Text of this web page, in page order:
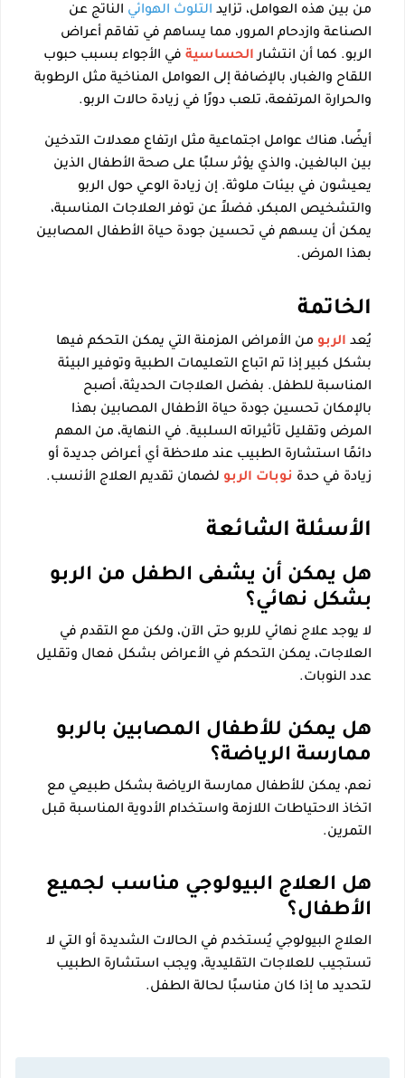
من بين هذه العوامل، تزايد التلوث الهوائي الناتج عن
الصناعة وازدحام المرور، مما يساهم في تفاقم أعراض
الربو. كما أن انتشارالحساسية في الأجواء بسبب حبوب
اللقاح والغبار، بالإضافة إلى العوامل المناخية مثل الرطوبة
والحرارة المرتفعة، تلعب دورًا في زيادة حالات الربو.
أيضًا، هناك عوامل اجتماعية مثل ارتفاع معدلات التدخين
بين البالغين، والذي يؤثر سلبًا على صحة الأطفال الذين
يعيشون في بيئات ملوثة. إن زيادة الوعي حول الربو
والتشخيص المبكر، فضلاً عن توفر العلاجات المناسبة،
يمكن أن يسهم في تحسين جودة حياة الأطفال المصابين
بهذا المرض.
الخاتمة
يُعد الربو من الأمراض المزمنة التي يمكن التحكم فيها
بشكل كبير إذا تم اتباع التعليمات الطبية وتوفير البيئة
المناسبة للطفل. بفضل العلاجات الحديثة، أصبح
بالإمكان تحسين جودة حياة الأطفال المصابين بهذا
المرض وتقليل تأثيراته السلبية. في النهاية، من المهم
دائمًا استشارة الطبيب عند ملاحظة أي أعراض جديدة أو
زيادة في حدة نوبات الربو لضمان تقديم العلاج الأنسب.
الأسئلة الشائعة
هل يمكن أن يشفى الطفل من الربو
بشكل نهائي؟
لا يوجد علاج نهائي للربو حتى الآن، ولكن مع التقدم في
العلاجات، يمكن التحكم في الأعراض بشكل فعال وتقليل
عدد النوبات.
هل يمكن للأطفال المصابين بالربو
ممارسة الرياضة؟
نعم، يمكن للأطفال ممارسة الرياضة بشكل طبيعي مع
اتخاذ الاحتياطات اللازمة واستخدام الأدوية المناسبة قبل
التمرين.
هل العلاج البيولوجي مناسب لجميع
الأطفال؟
العلاج البيولوجي يُستخدم في الحالات الشديدة أو التي لا
تستجيب للعلاجات التقليدية، ويجب استشارة الطبيب
لتحديد ما إذا كان مناسبًا لحالة الطفل.